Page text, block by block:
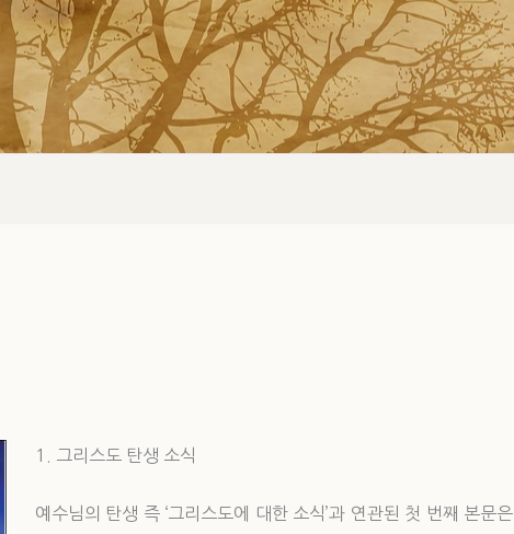
1. 그리스도 탄생 소식
예수님의 탄생 즉 ‘그리스도에 대한 소식’과 연관된 첫 번째 본문은